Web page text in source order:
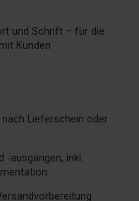
und Schrift – für die
Kunden
Lieferschein oder
-ausgängen, inkl.